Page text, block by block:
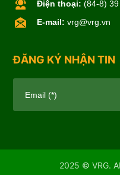
Điện thoại: (84-8)
E-mail: vrg@vrg.vn
ĐĂNG KÝ NHẬN TIN
Email (*)
2025 © VRG.